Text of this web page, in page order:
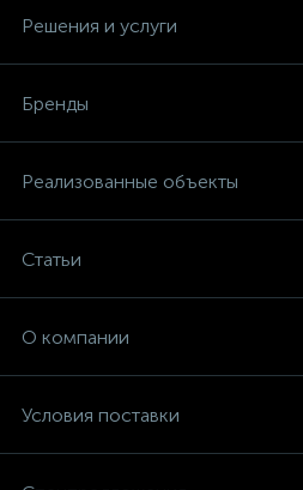
Решения и услуги
Бренды
Реализованные объекты
Статьи
О компании
Условия поставки